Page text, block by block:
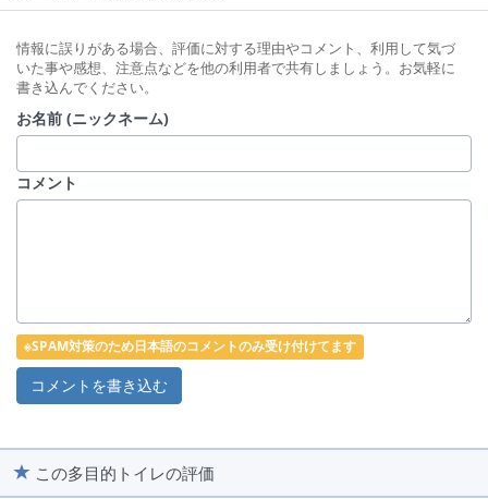
情報に誤りがある場合、評価に対する理由やコメント、利用して気づ
いた事や感想、注意点などを他の利用者で共有しましょう。お気軽に
書き込んでください。
お名前 (ニックネーム)
コメント
※SPAM対策のため日本語のコメントのみ受け付けてます
この多目的トイレの評価